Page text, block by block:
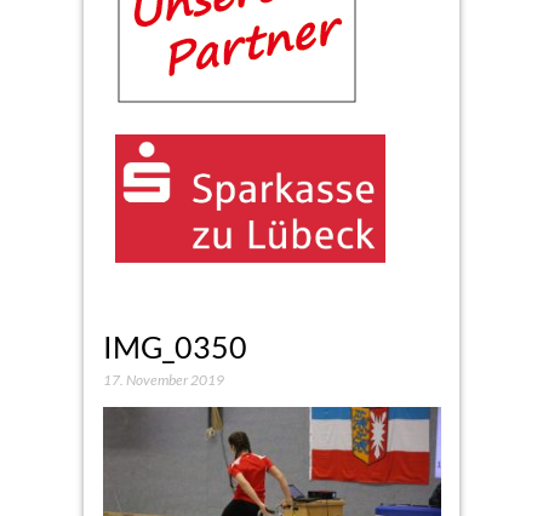
IMG_0350
17. November 2019